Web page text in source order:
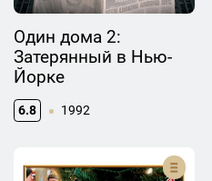
Один дома 2:
Затерянный в Нью-
Йорке
6.8 1992